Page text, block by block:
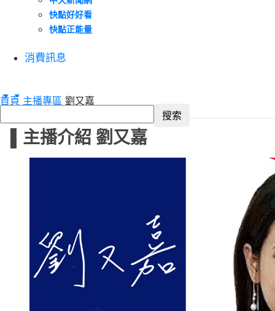
快點好好看
快點正能量
消費訊息
首頁 主播專區 劉又嘉
▌主播介紹 劉又嘉